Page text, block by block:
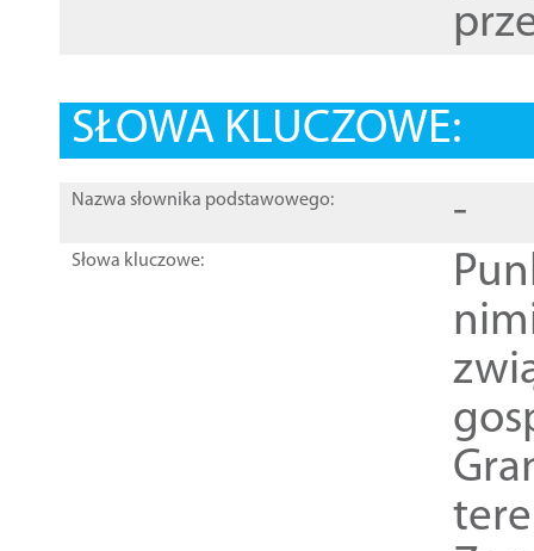
SŁOWA KLUCZOWE:
Nazwa słownika podstawowego: -
Słowa kluczowe: